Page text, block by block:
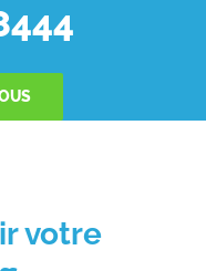
votre